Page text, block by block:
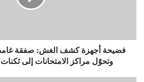
فضيحة أجهزة كشف الغش: صفقة غامضة
وتحوّل مراكز الامتحانات إلى ثكنات